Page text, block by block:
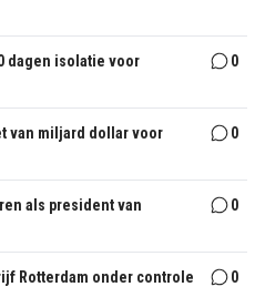
dagen isolatie voor
0
van miljard dollar voor
0
als president van
0
Rotterdam onder controle 0